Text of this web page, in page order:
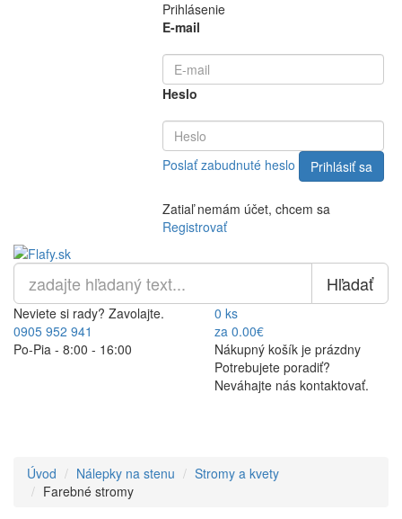
Prihlásenie
E-mail
Heslo
Poslať zabudnuté heslo
Zatiaľ nemám účet, chcem sa
Registrovať
Hľadať
Neviete si rady? Zavolajte.
0905 952 941
Po-Pia - 8:00 - 16:00
0 ks
za 0.00€
Nákupný košík je prázdny
Potrebujete poradiť?
Neváhajte nás kontaktovať.
Úvod Nálepky na stenu
Stromy a kvety
Farebné stromy